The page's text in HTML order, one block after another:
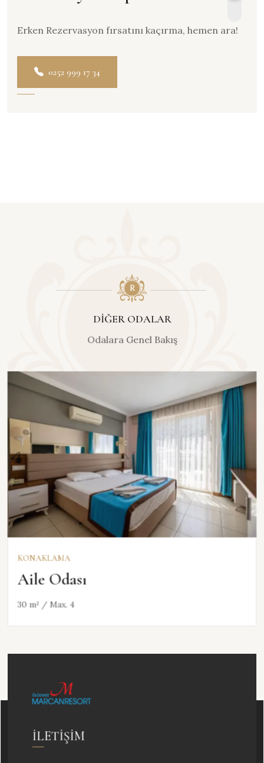
Erken Rezervasyon fırsatını kaçırma, hemen ara!
0252 999 17 34
DIĞER ODALAR
Odalara Genel Bakış
KONAKLAMA
Aile Odası
30 m² / Max. 4
KEŞFET
İLETIŞIM